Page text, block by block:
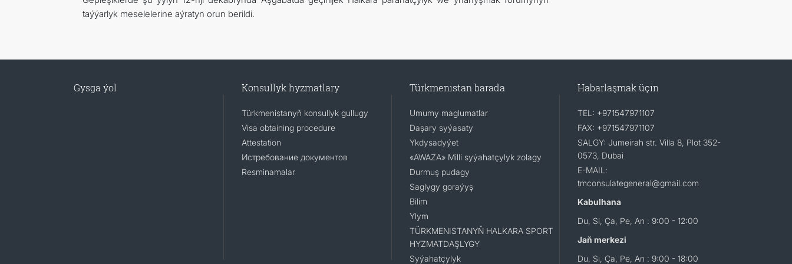
taýýarlyk meselelerine aýratyn orun berildi.
Gysga ýol Konsullyk hyzmatlary
Türkmenistanyň konsullyk gullugy
Visa obtaining procedure
Attestation
Истребование документов
Resminamalar
Türkmenistan barada
Umumy maglumatlar
Daşary syýasaty
Ykdysadyýet
«AWAZA» Milli syýahatçylyk zolagy
Durmuş pudagy
Saglygy goraýyş
Bilim
Ylym
TÜRKMENISTANYŇ HALKARA SPORT
HYZMATDAŞLYGY
Syýahatçylyk
Habarlaşmak üçin
TEL: +971547971107
FAX: +971547971107
SALGY: Jumeirah str. Villa 8, Plot 352-
0573, Dubai
E-MAIL:
tmconsulategeneral@gmail.com
Kabulhana
Du, Si, Ça, Pe, An : 9:00 - 12:00
Jaň merkezi
Du, Si, Ça, Pe, An : 9:00 - 18:00